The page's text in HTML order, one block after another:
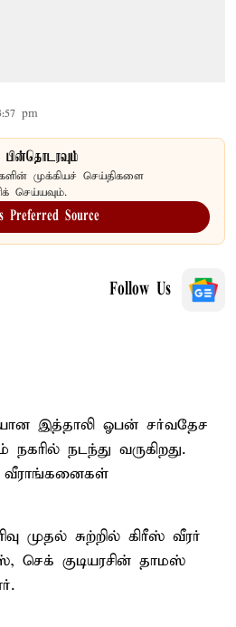
pm
பின்தொடரவும்
முக்கியச் செய்திகளை
செய்யவும்.
Preferred Source
Follow Us
இத்தாலி ஓபன் சர்வதேச
நடந்து வருகிறது.
வீராங்கனைகள்
முதல் சுற்றில் கிரீஸ் வீரர்
செக் குடியரசின் தாமஸ்